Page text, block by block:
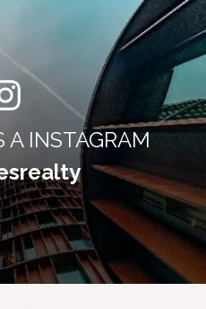
A INSTAGRAM